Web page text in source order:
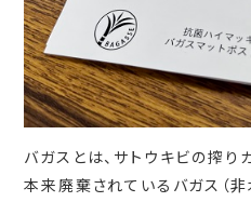
バガスとは、サトウキビの搾り
本来廃棄されているバガス（